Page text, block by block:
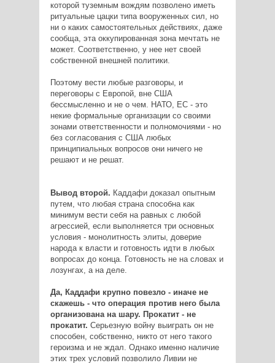
которой туземным вождям позволено иметь
ритуальные цацки типа вооруженных сил, но
ни о каких самостоятельных действиях, даже
сообща, эта оккупированная зона мечтать не
может. Соответственно, у нее нет своей
собственной внешней политики.
Поэтому вести любые разговоры, и
переговоры с Европой, вне США
бессмысленно и не о чем. НАТО, ЕС - это
некие формальные организации со своими
зонами ответственности и полномочиями - но
без согласования с США любых
принципиальных вопросов они ничего не
решают и не решат.
Вывод второй. Каддафи доказал опытным
путем, что любая страна способна как
минимум вести себя на равных с любой
агрессией, если выполняется три основных
условия - монолитность элиты, доверие
народа к власти и готовность идти в любых
вопросах до конца. Готовность не на словах и
лозунгах, а на деле.
Да, Каддафи крупно повезло - иначе не
скажешь - что операция против него была
организована на шару. Прокатит - не
прокатит. Серьезную войну выиграть он не
способен, собственно, никто от него такого
героизма и не ждал. Однако именно наличие
этих трех условий позволило Ливии не